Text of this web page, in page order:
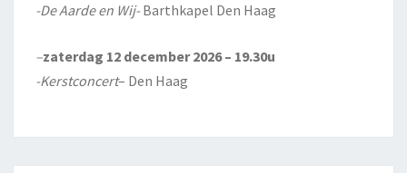
-De Aarde en Wij-Barthkapel Den Haag
–zaterdag 12 december 2026 – 19.30u
-Kerstconcert– Den Haag